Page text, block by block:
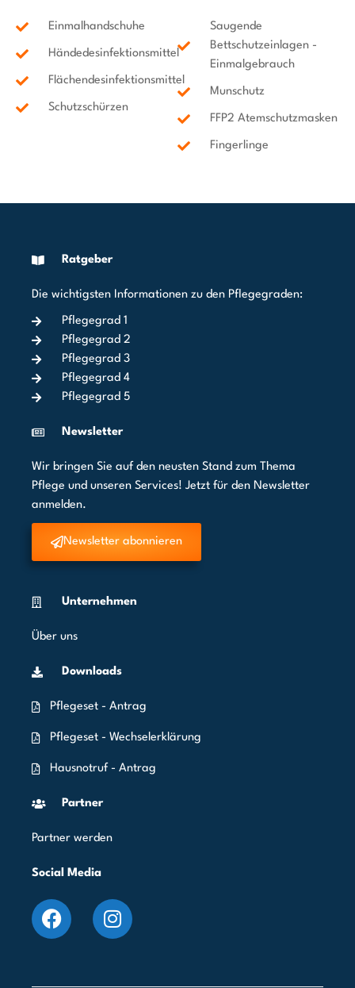
Einmalhandschuhe
Händedesinfektionsmittel
Flächendesinfektionsmittel
Schutzschürzen
Saugende
Bettschutzeinlagen -
Einmalgebrauch
Munschutz
FFP2 Atemschutzmasken
Fingerlinge
Ratgeber
Die wichtigsten Informationen zu den Pflegegraden:
Pflegegrad 1
Pflegegrad 2
Pflegegrad 3
Pflegegrad 4
Pflegegrad 5
Newsletter
Wir bringen Sie auf den neusten Stand zum Thema
Pflege und unseren Services! Jetzt für den Newsletter
anmelden.
Newsletter abonnieren
Unternehmen
Über uns
Downloads
Pflegeset - Antrag
Pflegeset - Wechselerklärung
Hausnotruf - Antrag
Partner
Partner werden
Social Media